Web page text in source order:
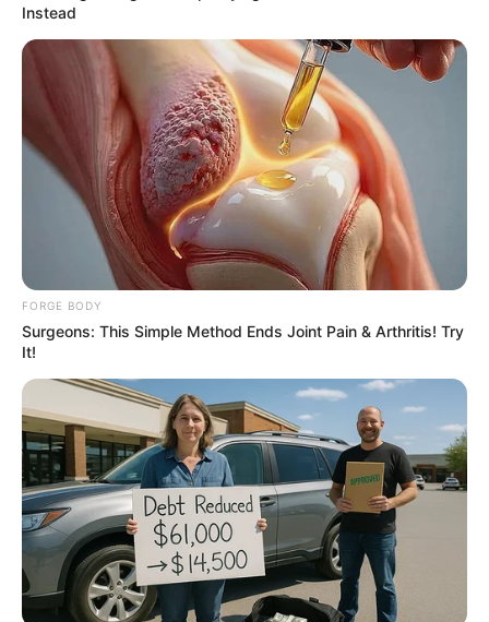
Why this ordinary drink is the secret to feeling
your best every day
CTA FAVORITE
Top 8 Movies Based On Real Life. You Have To
Watch Them!
BRAINBERRIES
Instead
FORGE BODY
Surgeons: This Simple Method Ends Joint Pain & Arthritis! Try
It!